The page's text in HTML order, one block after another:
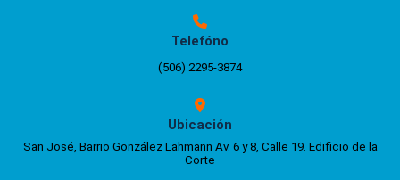
Telefóno
(506) 2295-3874
Ubicación
San José, Barrio González Lahmann Av. 6 y 8, Calle 19. Edificio de la
Corte